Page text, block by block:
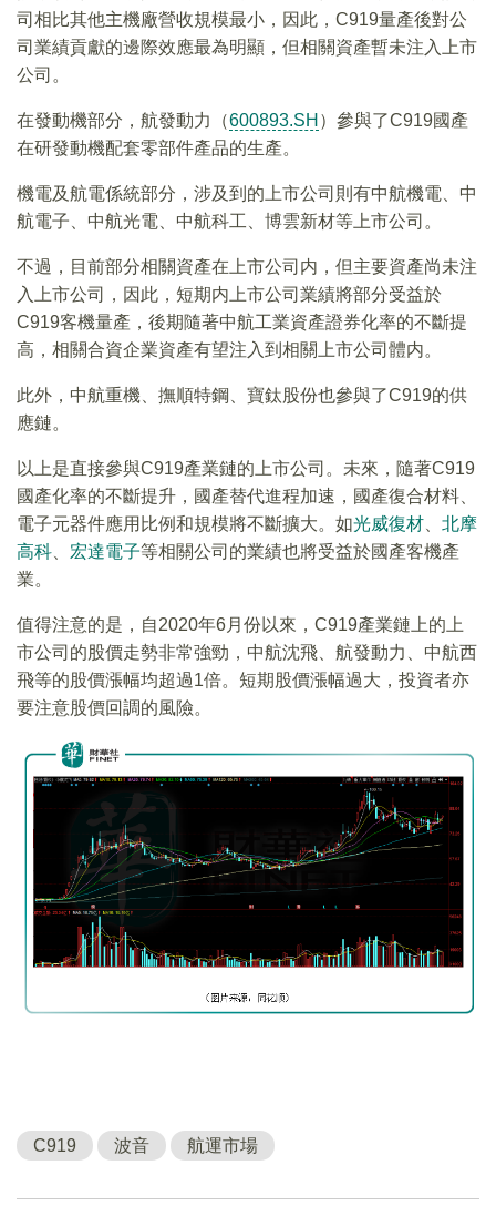
司相比其他主機廠營收規模最小，因此，C919量產後對公
司業績貢獻的邊際效應最為明顯，但相關資產暫未注入上市
公司。
在發動機部分，航發動力（600893.SH ）參與了C919國產
在研發動機配套零部件產品的生產。
機電及航電係統部分，涉及到的上市公司則有中航機電、中
航電子、中航光電、中航科工、博雲新材等上市公司。
不過，目前部分相關資產在上市公司内，但主要資產尚未注
入上市公司，因此，短期内上市公司業績將部分受益於
C919客機量產，後期隨著中航工業資產證券化率的不斷提
高，相關合資企業資產有望注入到相關上市公司體内。
此外，中航重機、撫順特鋼、寶鈦股份也參與了C919的供
應鏈。
以上是直接參與C919產業鏈的上市公司。未來，隨著C919
國產化率的不斷提升，國產替代進程加速，國產復合材料、
電子元器件應用比例和規模將不斷擴大。如光威復材
北摩
高科
宏達電子等相關公司的業績也將受益於國產客機產
業。
值得注意的是，自2020年6月份以來，C919產業鏈上的上
市公司的股價走勢非常強勁，中航沈飛、航發動力、中航西
飛等的股價漲幅均超過1倍。短期股價漲幅過大，投資者亦
要注意股價回調的風險。
C919 波音 航運市場